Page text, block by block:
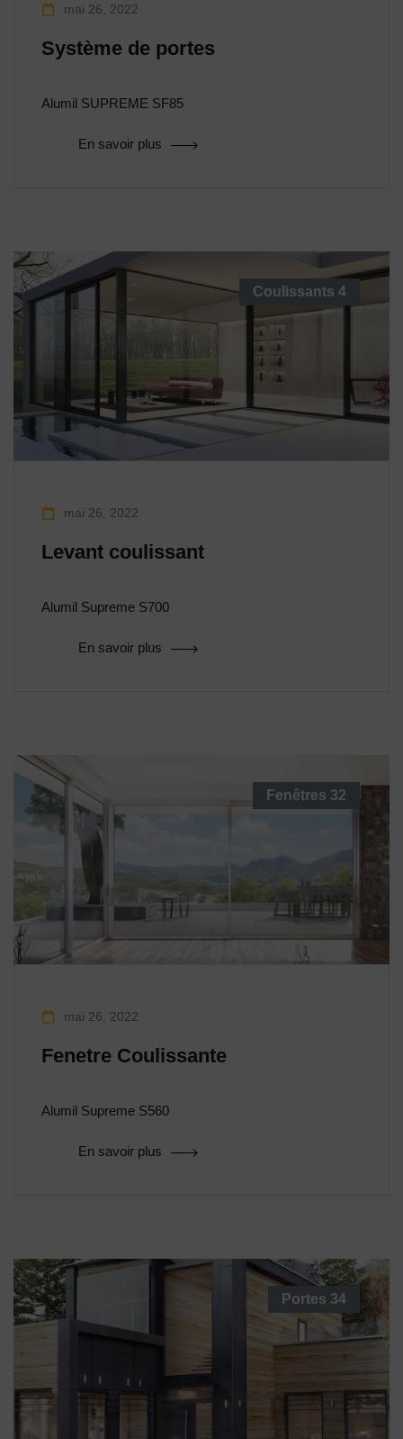
mai 26, 2022
Système de portes
Alumil SUPREME SF85
En savoir plus
Coulissants 4
mai 26, 2022
Levant coulissant
Alumil Supreme S700
En savoir plus
Fenêtres 32
mai 26, 2022
Fenetre Coulissante
Alumil Supreme S560
En savoir plus
Portes 34